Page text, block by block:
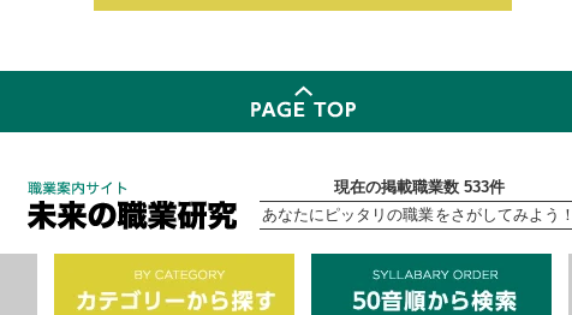
現在の掲載職業数 533件
あなたにピッタリの職業をさがしてみよう